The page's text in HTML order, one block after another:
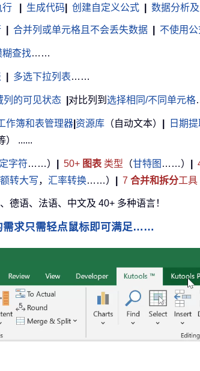
行 生成代码 创建自定义公式 数据分析
合并列或单元格且不会丢失数据 不使用
糊查找……
多选下拉列表……
列的可见状态 对比列到 选择相同/不同单元格
作簿和表管理器 资源库 （自动文本） 日期
） ......
字符……） 50+ 图表 类型 （甘特图 ……）
转大写， 汇率转换……） 7 合并和拆分工具
德语、法语、中文及 40+ 多种语言！
需求只需轻点鼠标即可满足……